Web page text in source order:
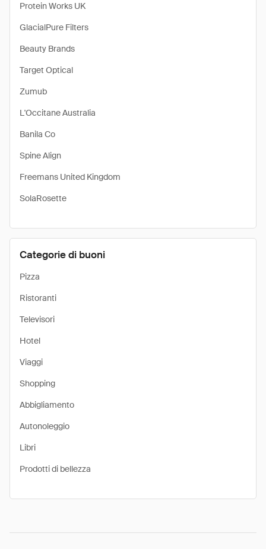
Protein Works UK
GlacialPure Filters
Beauty Brands
Target Optical
Zumub
L'Occitane Australia
Banila Co
Spine Align
Freemans United Kingdom
SolaRosette
Categorie di buoni
Pizza
Ristoranti
Televisori
Hotel
Viaggi
Shopping
Abbigliamento
Autonoleggio
Libri
Prodotti di bellezza